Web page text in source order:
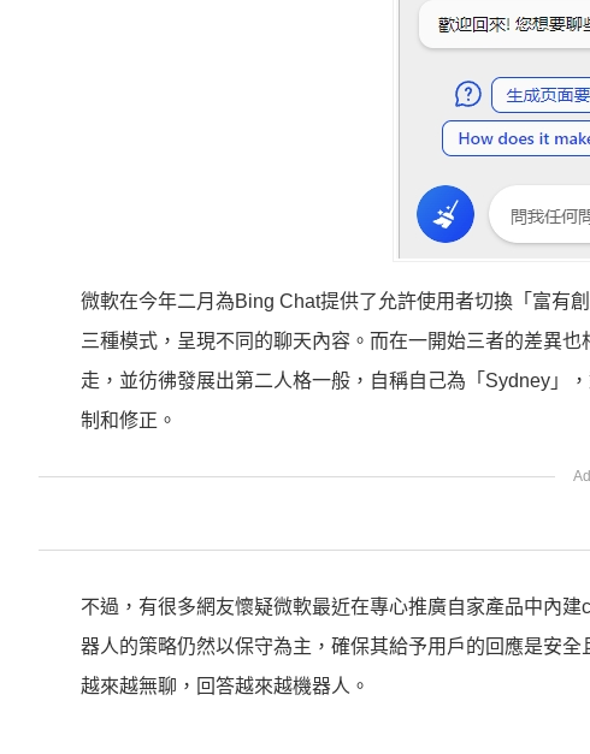
微軟在今年二月為Bing Chat提供了允許使用者切換「富有
三種模式，呈現不同的聊天內容。而在一開始三者的差異
走，並彷彿發展出第二人格一般，自稱自己為「Sydney」
制和修正。
不過，有很多網友懷疑微軟最近在專心推廣自家產品中內
器人的策略仍然以保守為主，確保其給予用戶的回應是安
越來越無聊，回答越來越機器人。